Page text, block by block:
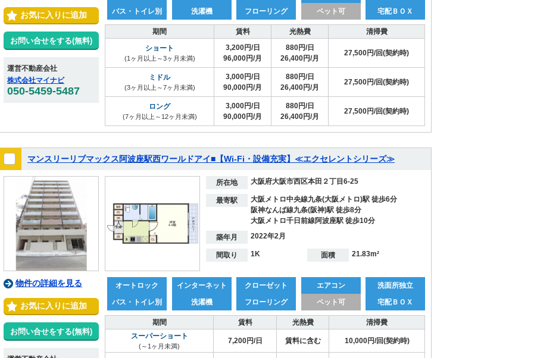
お気に入りに追加
お問い合せをする(無料)
運営不動産会社
株式会社マイナビ
050-5459-5487
バス・トイレ別
洗濯機 フローリング ペット可 宅配ＢＯＸ
期間 賃料 光熱費
清掃費
ショート
(1ヶ月以上～3ヶ月未満)
3,200円/日
96,000円/月
880円/日
26,400円/月
27,500円/回(契約時)
ミドル
(3ヶ月以上～7ヶ月未満)
3,000円/日
90,000円/月
880円/日
26,400円/月
27,500円/回(契約時)
ロング
(7ヶ月以上～12ヶ月未満)
3,000円/日
90,000円/月
880円/日
26,400円/月
27,500円/回(契約時)
マンスリーリブマックス阿波座駅西ワールドアイ■【Wi-Fi・設備充実】≪エクセレントシリーズ≫
所在地 大阪府大阪市西区本田２丁目6-25
最寄駅
大阪メトロ中央線九条(大阪メトロ)駅 徒歩6分
阪神なんば線九条(阪神)駅 徒歩8分
大阪メトロ千日前線阿波座駅 徒歩10分
築年月
2022年2月
間取り 1K 面積 21.83m²
物件の詳細を見る
お気に入りに追加
お問い合せをする(無料)
オートロック インターネット クローゼット エアコン
洗面所独立
バス・トイレ別
洗濯機 フローリング ペット可 宅配ＢＯＸ
期間 賃料 光熱費
清掃費
スーパーショート
(～1ヶ月未満)
7,200円/日 賃料に含む 10,000円/回(契約時)